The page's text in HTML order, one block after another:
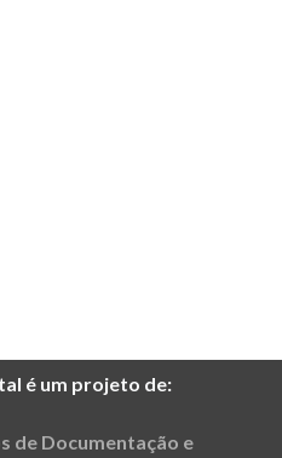
é um projeto de:
de Documentação e